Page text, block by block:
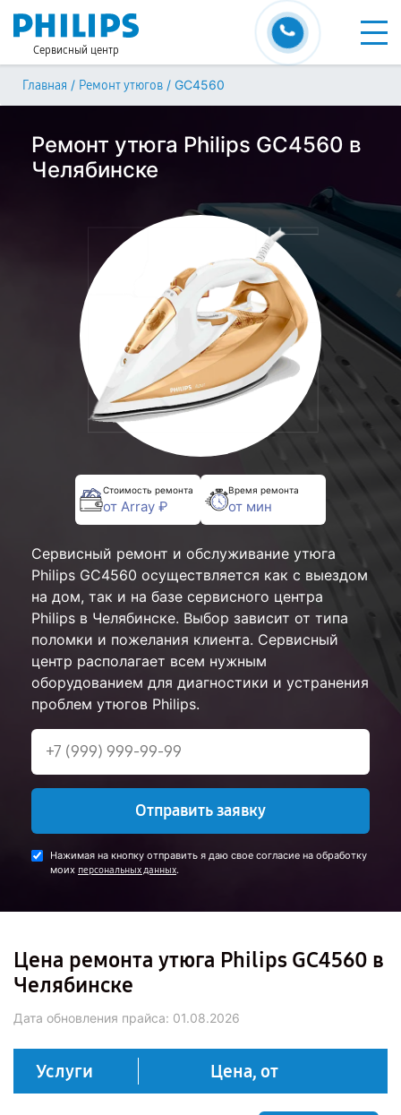
Сервисный центр
Главная / Ремонт утюгов / GC4560
Ремонт утюга Philips GC4560 в
Челябинске
Стоимость ремонта
от Array ₽
Время ремонта
от мин
Сервисный ремонт и обслуживание утюга
Philips GC4560 осуществляется как с выездом
на дом, так и на базе сервисного центра
Philips в Челябинске. Выбор зависит от типа
поломки и пожелания клиента. Сервисный
центр располагает всем нужным
оборудованием для диагностики и устранения
проблем утюгов Philips.
Отправить заявку
Нажимая на кнопку отправить я даю свое согласие на обработку
моих персональных данных.
Цена ремонта утюга Philips GC4560 в
Челябинске
Дата обновления прайса: 01.08.2026
Услуги Цена, от